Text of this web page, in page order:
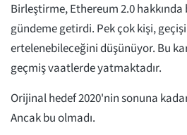
Birleştirme, Ethereum 2.0
gündeme getirdi. Pek çok kişi,
ertelenebileceğini düşünüyor. Bu
geçmiş vaatlerde yatmaktadır.
Orijinal hedef 2020'nin sonuna
Ancak bu olmadı.